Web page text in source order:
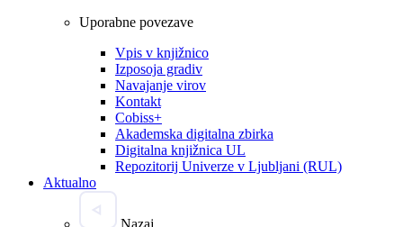
Uporabne povezave
Vpis v knjižnico
Izposoja gradiv
Navajanje virov
Kontakt
Cobiss+
Akademska digitalna zbirka
Digitalna knjižnica UL
Repozitorij Univerze v Ljubljani (RUL)
Aktualno
Nazaj